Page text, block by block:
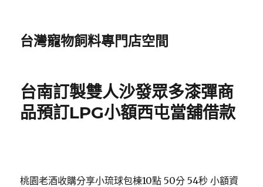
台灣寵物飼料專門店空間
台南訂製雙人沙發眾多漆彈商
品預訂LPG小額西屯當舖借款
桃園老酒收購分享小琉球包棟10點 50分 54秒 小額資